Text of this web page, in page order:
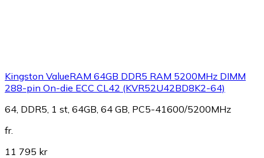
Kingston ValueRAM 64GB DDR5 RAM 5200MHz DIMM
288-pin On-die ECC CL42 (KVR52U42BD8K2-64)
64, DDR5, 1 st, 64GB, 64 GB, PC5-41600/5200MHz
fr.
11 795 kr